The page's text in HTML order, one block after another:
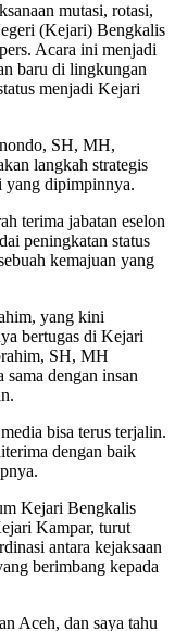
mutasi, rotasi,
(Kejari) Bengkalis
Acara ini menjadi
baru di lingkungan
menjadi Kejari
SH, MH,
langkah strategis
yang dipimpinnya.
terima jabatan eselon
peningkatan status
kemajuan yang
yang kini
bertugas di Kejari
SH, MH
dengan insan
bisa terus terjalin.
dengan baik
Kejari Bengkalis
Kampar, turut
antara kejaksaan
berimbang kepada
Aceh, dan saya tahu